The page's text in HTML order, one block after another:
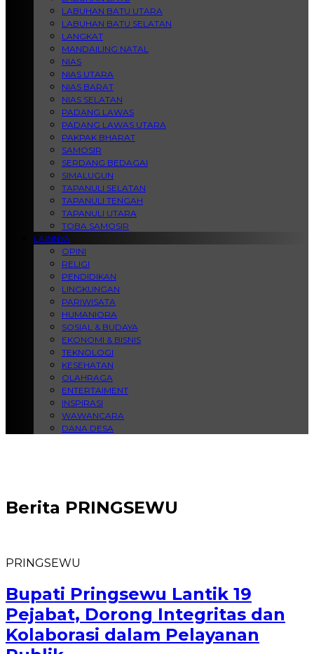
LABUHAN BATU UTARA
LABUHAN BATU SELATAN
LANGKAT
MANDAILING NATAL
NIAS
NIAS UTARA
NIAS BARAT
NIAS SELATAN
PADANG LAWAS
PADANG LAWAS UTARA
PAKPAK BHARAT
SAMOSIR
SERDANG BEDAGAI
SIMALUGUN
TAPANULI SELATAN
TAPANULI TENGAH
TAPANULI UTARA
TOBA SAMOSIR
LAINNYA
OPINI
RELIGI
PENDIDIKAN
LINGKUNGAN
PARIWISATA
HUMANIORA
SOSIAL & BUDAYA
EKONOMI & BISNIS
TEKNOLOGI
KESEHATAN
OLAHRAGA
ENTERTAIMENT
INSPIRASI
WAWANCARA
DANA DESA
Berita PRINGSEWU
PRINGSEWU
Bupati Pringsewu Lantik 19
Pejabat, Dorong Integritas dan
Kolaborasi dalam Pelayanan